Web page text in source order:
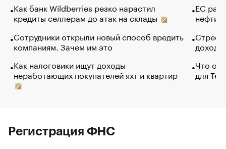
Как банк Wildberries резко нарастил
кредиты селлерам до атак на склады
Сотрудники открыли новый способ вредить
компаниям. Зачем им это
Как налоговики ищут доходы
неработающих покупателей яхт и квартир
ЕС
нефти
Что
для
Регистрация ФНС